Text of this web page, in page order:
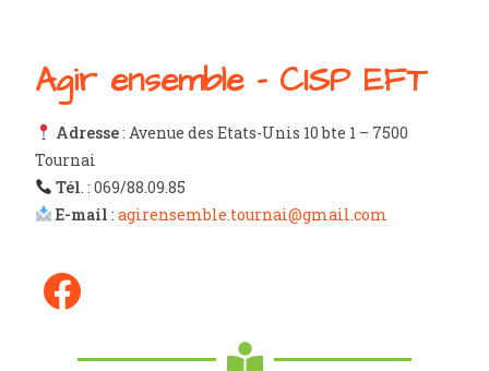
Agir ensemble - CISP EFT
Adresse: Avenue des Etats-Unis 10 bte 1 – 7500
Tournai
Tél . : 069/88.09.85
E-mail :agirensemble.tournai@gmail.com